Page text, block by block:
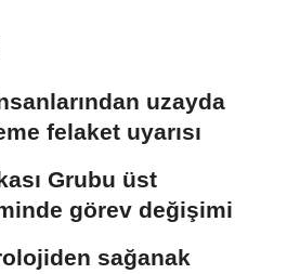
uzayda
felaket uyarısı
Grubu üst
görev değişimi
sağanak